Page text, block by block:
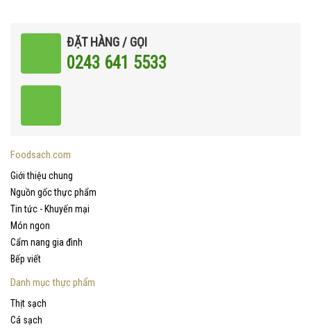
ĐẶT HÀNG / GỌI
0243 641 5533
Foodsach.com
Giới thiệu chung
Nguồn gốc thực phẩm
Tin tức - Khuyến mại
Món ngon
Cẩm nang gia đình
Bếp viết
Danh mục thực phẩm
Thịt sạch
Cá sạch